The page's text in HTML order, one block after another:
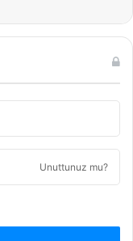
Unuttunuz mu?